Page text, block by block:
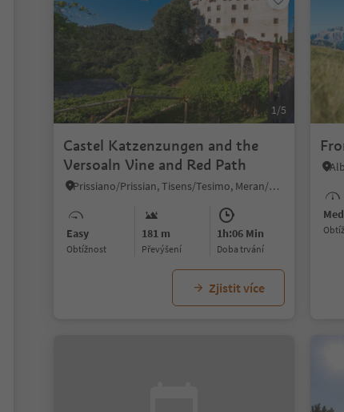
1/5
Castel Katzenzungen and the
Versoaln Vine and Red Path
Prissiano/Prissian, Tisens/Tesimo, Meran/Merano and environs
Easy
Obtížnost
181 m
Převýšení
1h:06 Min
doba trvání
Zjistit více